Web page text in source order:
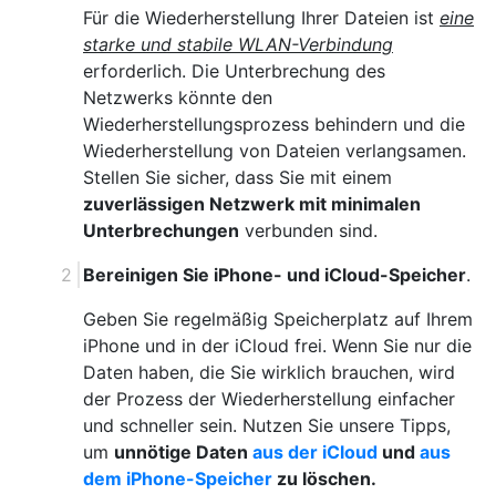
Für die Wiederherstellung Ihrer Dateien ist eine
starke und stabile WLAN-Verbindung
erforderlich. Die Unterbrechung des
Netzwerks könnte den
Wiederherstellungsprozess behindern und die
Wiederherstellung von Dateien verlangsamen.
Stellen Sie sicher, dass Sie mit einem
zuverlässigen Netzwerk mit minimalen
Unterbrechungen verbunden sind.
Bereinigen Sie iPhone- und iCloud-Speicher.
Geben Sie regelmäßig Speicherplatz auf Ihrem
iPhone und in der iCloud frei. Wenn Sie nur die
Daten haben, die Sie wirklich brauchen, wird
der Prozess der Wiederherstellung einfacher
und schneller sein. Nutzen Sie unsere Tipps,
um unnötige Daten aus der iCloud und aus
dem iPhone-Speicher zu löschen.